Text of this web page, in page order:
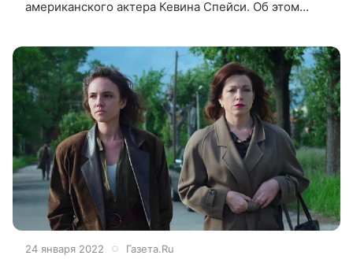
американского актера Кевина Спейси. Об этом
касались
24 января 2022 Газета.Ru